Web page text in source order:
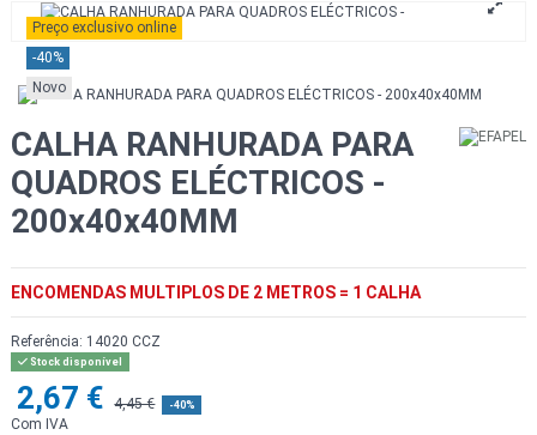
Preço exclusivo online
-40%
Novo
CALHA RANHURADA PARA
QUADROS ELÉCTRICOS -
200x40x40MM
ENCOMENDAS MULTIPLOS DE 2 METROS = 1 CALHA
Referência: 14020 CCZ
Stock disponível
2,67 € 4,45 € -40%
Com IVA